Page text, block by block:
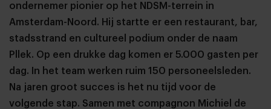
ondernemer pionier op het NDSM-terrein in
Amsterdam-Noord. Hij startte er een restaurant, bar,
stadsstrand en cultureel podium onder de naam
Pllek. Op een drukke dag komen er 5.000 gasten per
dag. In het team werken ruim 150 personeelsleden.
Na jaren groot succes is het nu tijd voor de
volgende stap. Samen met compagnon Michiel de